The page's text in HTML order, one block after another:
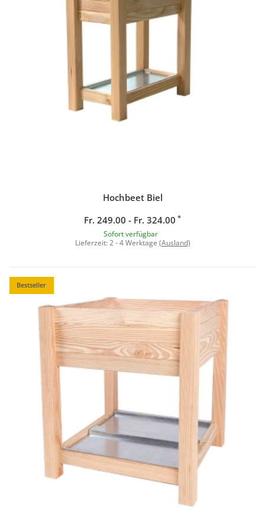
Hochbeet Biel
Fr. 249.00 - Fr. 324.00 *
Sofort verfügbar
Lieferzeit: 2 - 4 Werktage (Ausland)
Bestseller